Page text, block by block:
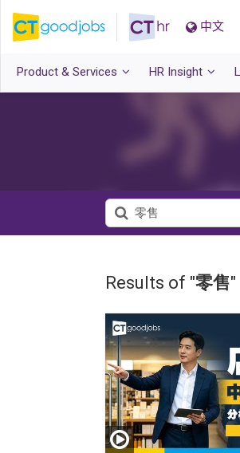
中文
Product & Services HR Insight
Results of "零售"